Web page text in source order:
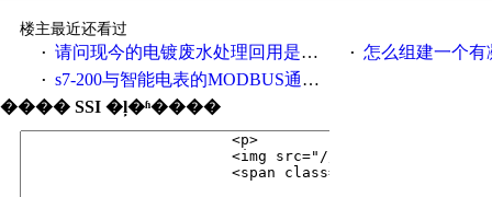
楼主最近还看过
· 请问现今的电镀废水处理回用是什么样子的呢 · 怎么组建一个有凝聚
· s7-200与智能电表的MODBUS通讯验证可行
���� SSI �ļ�ʱ����